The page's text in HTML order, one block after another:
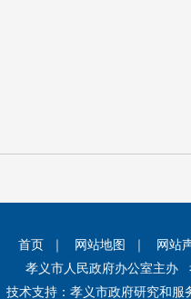
首页 网站地图 网站
孝义市人民政府办公室主办
技术支持：孝义市政府研究和